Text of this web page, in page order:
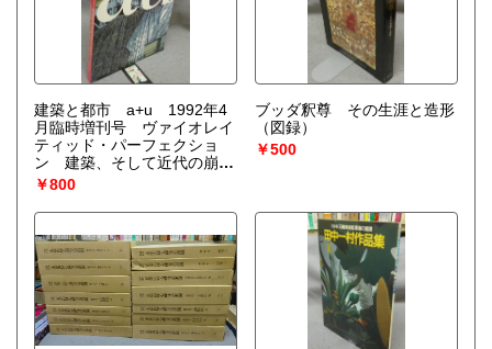
建築と都市 a+u 1992年4
月臨時増刊号 ヴァイオレイ
ティッド・パーフェクショ
ン 建築、そして近代の崩壊
（アーロン・ベツキィ）
￥800
ブッダ釈尊 その生涯と造形
（図録）
￥500